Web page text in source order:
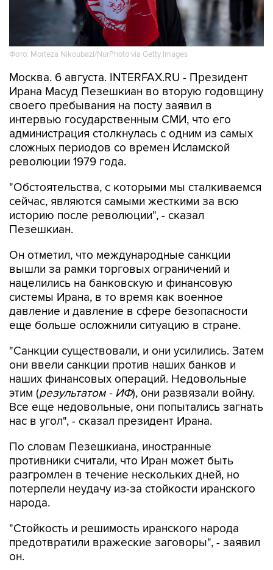
Фото: Morteza Nikoubazl/NurPhoto via Getty Images
Москва. 6 августа. INTERFAX.RU - Президент
Ирана Масуд Пезешкиан во вторую годовщину
своего пребывания на посту заявил в
интервью государственным СМИ, что его
администрация столкнулась с одним из самых
сложных периодов со времен Исламской
революции 1979 года.
"Обстоятельства, с которыми мы сталкиваемся
сейчас, являются самыми жесткими за всю
историю после революции", - сказал
Пезешкиан.
Он отметил, что международные санкции
вышли за рамки торговых ограничений и
нацелились на банковскую и финансовую
системы Ирана, в то время как военное
давление и давление в сфере безопасности
еще больше осложнили ситуацию в стране.
"Санкции существовали, и они усилились. Затем
они ввели санкции против наших банков и
наших финансовых операций. Недовольные
этим (результатом - ИФ), они развязали войну.
Все еще недовольные, они попытались загнать
нас в угол", - сказал президент Ирана.
По словам Пезешкиана, иностранные
противники считали, что Иран может быть
разгромлен в течение нескольких дней, но
потерпели неудачу из-за стойкости иранского
народа.
"Стойкость и решимость иранского народа
предотвратили вражеские заговоры", - заявил
он.